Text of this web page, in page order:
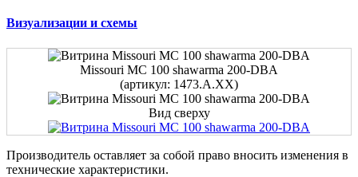
Визуализации и схемы
Missouri MC 100 shawarma 200-DBA
(артикул: 1473.A.XX)
Вид сверху
Производитель оставляет за собой право вносить изменения в
технические характеристики.